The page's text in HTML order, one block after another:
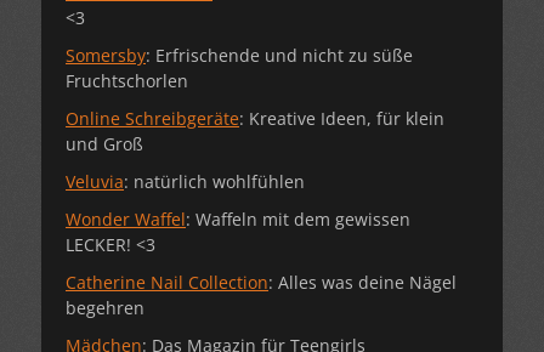
<3
Somersby: Erfrischende und nicht zu süße
Fruchtschorlen
Online Schreibgeräte: Kreative Ideen, für klein
und Groß
Veluvia: natürlich wohlfühlen
Wonder Waffel: Waffeln mit dem gewissen
LECKER! <3
Catherine Nail Collection: Alles was deine Nägel
begehren
Mädchen: Das Magazin für Teengirls